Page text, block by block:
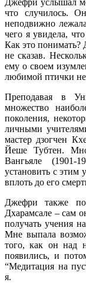
что случилось.
неподвижно
чего я увидела,
Как это
не сказав.
ему о своем
любимой птички
Преподавая в
множество
поколения,
личными
мастер дзогчен
Йеше Тубтен.
Вангьяле
установить с этим
вплоть до его
Джефри также
Дхарамсале – сам
получать учения
Мне выпала
того, как он над
появились, и
“Медитация на
я.